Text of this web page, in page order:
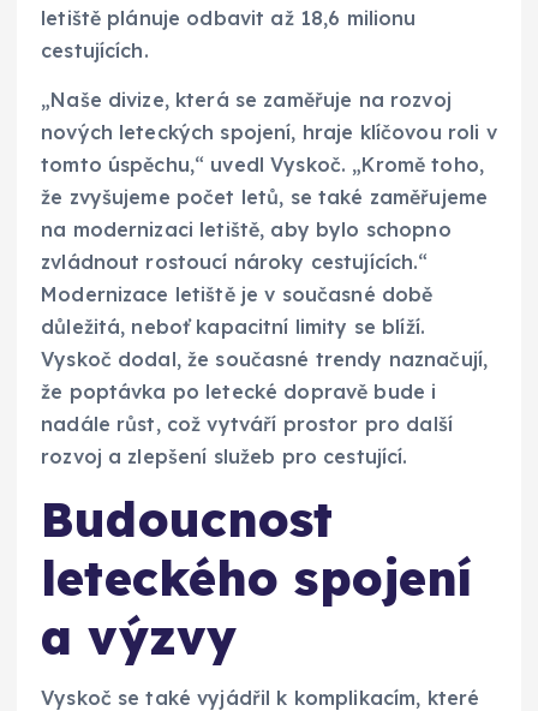
letiště plánuje odbavit až 18,6 milionu
cestujících.
„Naše divize, která se zaměřuje na rozvoj
nových leteckých spojení, hraje klíčovou roli v
tomto úspěchu,“ uvedl Vyskoč. „Kromě toho,
že zvyšujeme počet letů, se také zaměřujeme
na modernizaci letiště, aby bylo schopno
zvládnout rostoucí nároky cestujících.“
Modernizace letiště je v současné době
důležitá, neboť kapacitní limity se blíží.
Vyskoč dodal, že současné trendy naznačují,
že poptávka po letecké dopravě bude i
nadále růst, což vytváří prostor pro další
rozvoj a zlepšení služeb pro cestující.
Budoucnost
leteckého spojení
a výzvy
Vyskoč se také vyjádřil k komplikacím, které